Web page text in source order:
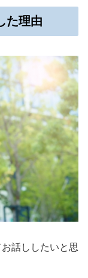
た理由
話ししたいと思